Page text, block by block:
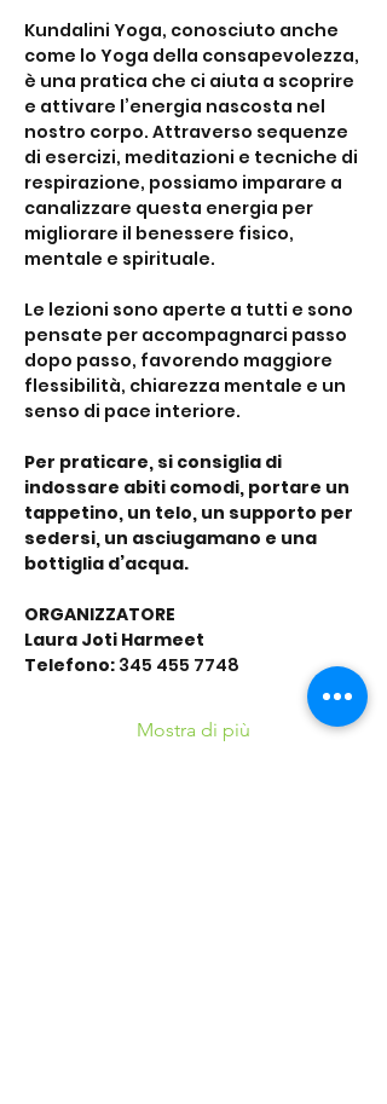
Kundalini Yoga, conosciuto anche
come lo Yoga della consapevolezza,
è una pratica che ci aiuta a scoprire
e attivare l’energia nascosta nel
nostro corpo. Attraverso sequenze
di esercizi, meditazioni e tecniche di
respirazione, possiamo imparare a
canalizzare questa energia per
migliorare il benessere fisico,
mentale e spirituale.
Le lezioni sono aperte a tutti e sono
pensate per accompagnarci passo
dopo passo, favorendo maggiore
flessibilità, chiarezza mentale e un
senso di pace interiore.
Per praticare, si consiglia di
indossare abiti comodi, portare un
tappetino, un telo, un supporto per
sedersi, un asciugamano e una
bottiglia d’acqua.
ORGANIZZATORE
Laura Joti Harmeet
Telefono: 345 455 7748
Mostra di più